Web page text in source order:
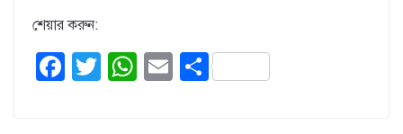
শেয়ার করুন:
F
T
W E S